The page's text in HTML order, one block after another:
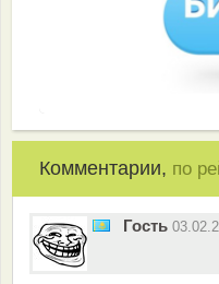
Комментарии, по
Гость